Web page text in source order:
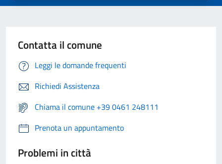
Contatta il comune
Leggi le domande frequenti
Richiedi Assistenza
Chiama il comune +39 0461 248111
Prenota un appuntamento
Problemi in città